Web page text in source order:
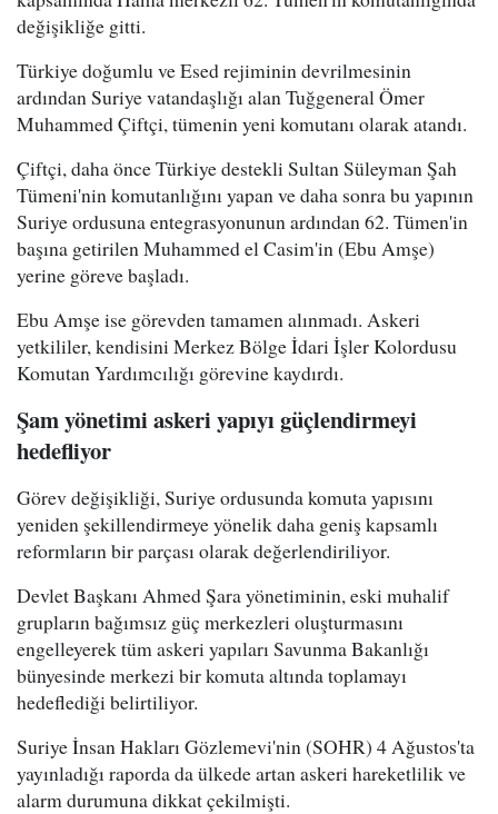
değişikliğe gitti.
Türkiye doğumlu ve Esed rejiminin devrilmesinin
ardından Suriye vatandaşlığı alan Tuğgeneral Ömer
Muhammed Çiftçi, tümenin yeni komutanı olarak atandı.
Çiftçi, daha önce Türkiye destekli Sultan Süleyman Şah
Tümeni'nin komutanlığını yapan ve daha sonra bu yapının
Suriye ordusuna entegrasyonunun ardından 62. Tümen'in
başına getirilen Muhammed el Casim'in (Ebu Amşe)
yerine göreve başladı.
Ebu Amşe ise görevden tamamen alınmadı. Askeri
yetkililer, kendisini Merkez Bölge İdari İşler Kolordusu
Komutan Yardımcılığı görevine kaydırdı.
Şam yönetimi askeri yapıyı güçlendirmeyi
hedefliyor
Görev değişikliği, Suriye ordusunda komuta yapısını
yeniden şekillendirmeye yönelik daha geniş kapsamlı
reformların bir parçası olarak değerlendiriliyor.
Devlet Başkanı Ahmed Şara yönetiminin, eski muhalif
grupların bağımsız güç merkezleri oluşturmasını
engelleyerek tüm askeri yapıları Savunma Bakanlığı
bünyesinde merkezi bir komuta altında toplamayı
hedeflediği belirtiliyor.
Suriye İnsan Hakları Gözlemevi'nin (SOHR) 4 Ağustos'ta
yayınladığı raporda da ülkede artan askeri hareketlilik ve
alarm durumuna dikkat çekilmişti.